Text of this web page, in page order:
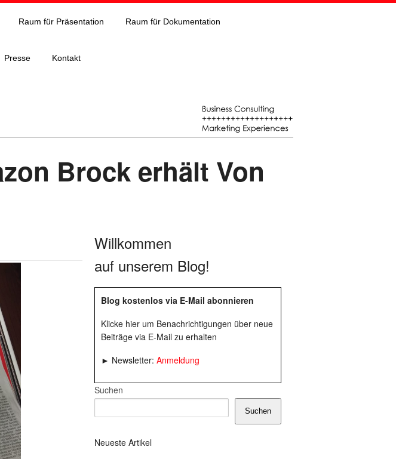
Raum für Präsentation Raum für Dokumentation
Presse Kontakt
Brock erhält Von
Willkommen
auf unserem Blog!
Blog kostenlos via E-Mail abonnieren
Klicke hier um Benachrichtigungen über neue
Beiträge via E-Mail zu erhalten
► Newsletter: Anmeldung
Suchen
Suchen
Neueste Artikel